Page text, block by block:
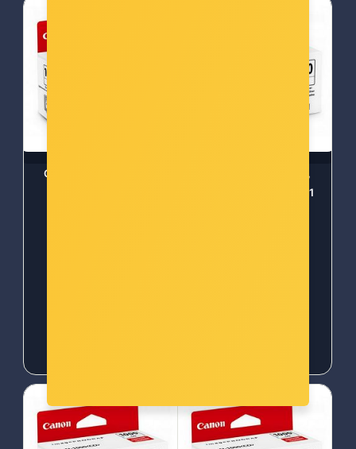
Canon tinta PFI-1000,
Canon tinta PFI-1000,
Photo Black 0546C001